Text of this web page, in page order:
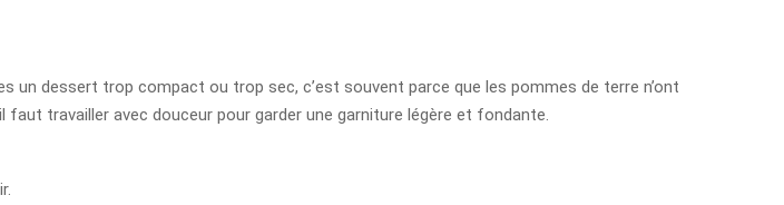
dessert trop compact ou trop sec, c’est souvent parce que les pommes de terre n’ont
travailler avec douceur pour garder une garniture légère et fondante.